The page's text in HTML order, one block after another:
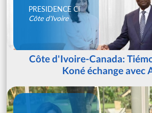
PRESIDENCE CI
Côte d'Ivoire
Côte d'Ivoire-Canada:
Koné échange avec